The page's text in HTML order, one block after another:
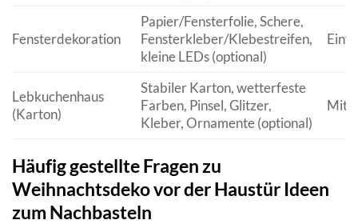
Fensterdekoration
Papier/Fensterfolie, Schere,
Fensterkleber/Klebestreifen,
kleine LEDs (optional)
Lebkuchenhaus
(Karton)
Stabiler Karton, wetterfeste
Farben, Pinsel, Glitzer,
Kleber, Ornamente (optional)
Häufig gestellte Fragen zu
Weihnachtsdeko vor der Haustür Ideen
zum Nachbasteln